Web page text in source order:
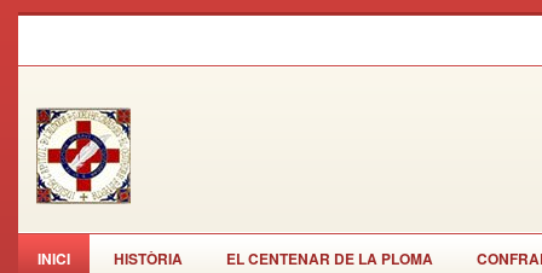
INICI HISTÒRIA EL CENTENAR DE LA PLOMA